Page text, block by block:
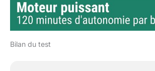
Bilan du test